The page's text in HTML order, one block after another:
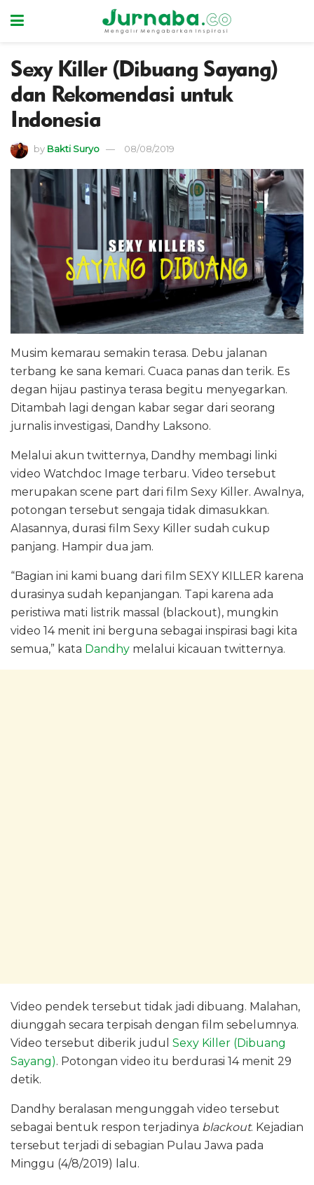
Sexy Killer (Dibuang Sayang)
dan Rekomendasi untuk
Indonesia
by Bakti Suryo 08/08/2019
Musim kemarau semakin terasa. Debu jalanan
terbang ke sana kemari. Cuaca panas dan terik. Es
degan hijau pastinya terasa begitu menyegarkan.
Ditambah lagi dengan kabar segar dari seorang
jurnalis investigasi, Dandhy Laksono.
Melalui akun twitternya, Dandhy membagi linki
video Watchdoc Image terbaru. Video tersebut
merupakan scene part dari film Sexy Killer. Awalnya,
potongan tersebut sengaja tidak dimasukkan.
Alasannya, durasi film Sexy Killer sudah cukup
panjang. Hampir dua jam.
“Bagian ini kami buang dari film SEXY KILLER karena
durasinya sudah kepanjangan. Tapi karena ada
peristiwa mati listrik massal (blackout), mungkin
video 14 menit ini berguna sebagai inspirasi bagi kita
semua,” kata Dandhy melalui kicauan twitternya.
Video pendek tersebut tidak jadi dibuang. Malahan,
diunggah secara terpisah dengan film sebelumnya.
Video tersebut diberik judul Sexy Killer (Dibuang
Sayang). Potongan video itu berdurasi 14 menit 29
detik.
Dandhy beralasan mengunggah video tersebut
sebagai bentuk respon terjadinya blackout. Kejadian
tersebut terjadi di sebagian Pulau Jawa pada
Minggu (4/8/2019) lalu.